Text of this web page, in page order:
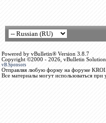
Powered by vBulletin® Version 3.8.7
Copyright ©2000 - 2026, vBulletin
vB.Sponsors
Отправляя любую форму на форуме
Все материалы могут использоваться